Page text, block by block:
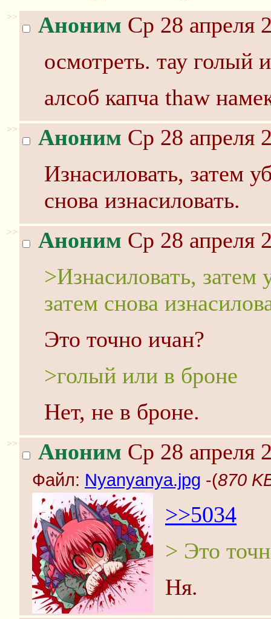
>> Аноним Ср 28 апреля
осмотреть. тау голый
алсоб капча thaw
>> Аноним Ср 28 апреля
Изнасиловать, затем
снова изнасиловать.
>> Аноним Ср 28 апреля
>Изнасиловать, затем
затем снова
Это точно ичан?
>голый или в броне
Нет, не в броне.
>> Аноним Ср 28 апреля
Файл: Nyanyanya.jpg -(870
>>5034
> Это
Ня.